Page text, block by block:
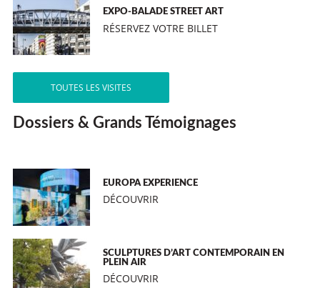
EXPO-BALADE STREET ART
RÉSERVEZ VOTRE BILLET
TOUTES LES VISITES
Dossiers & Grands Témoignages
EUROPA EXPERIENCE
DÉCOUVRIR
SCULPTURES D’ART CONTEMPORAIN EN
PLEIN AIR
DÉCOUVRIR